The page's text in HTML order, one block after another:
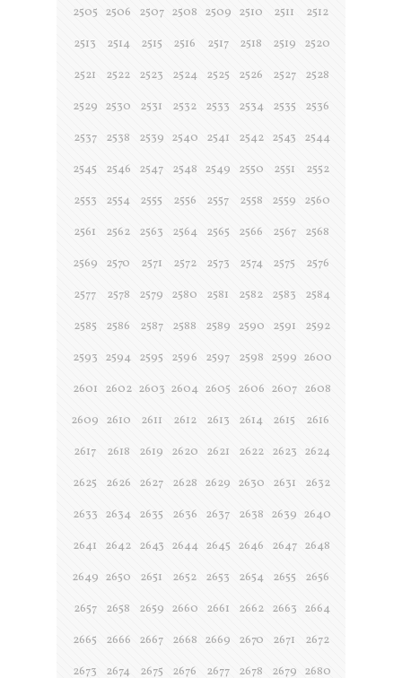
2505 2506 2507 2508 2509 2510 2511
2512
2513
2514 2515 2516 2517 2518 2519
2520
2521
2522 2523 2524 2525 2526 2527
2528
2529 2530 2531 2532 2533 2534 2535
2536
2537
2538 2539 2540 2541 2542 2543
2544
2545
2546 2547 2548 2549 2550 2551
2552
2553
2554 2555 2556 2557 2558 2559
2560
2561
2562 2563 2564 2565 2566 2567
2568
2569
2570 2571 2572 2573 2574 2575
2576
2577
2578 2579 2580 2581 2582 2583
2584
2585
2586 2587 2588 2589 2590 2591
2592
2593 2594 2595 2596 2597 2598 2599 2600
2601 2602 2603 2604 2605 2606 2607 2608
2609 2610 2611 2612 2613 2614 2615
2616
2617
2618 2619 2620 2621 2622 2623 2624
2625
2626 2627 2628 2629 2630 2631
2632
2633 2634 2635 2636 2637 2638 2639 2640
2641
2642 2643 2644 2645 2646 2647 2648
2649 2650 2651 2652 2653 2654 2655
2656
2657
2658 2659 2660 2661 2662 2663 2664
2665
2666 2667 2668 2669 2670 2671
2672
2673
2674 2675 2676 2677 2678 2679 2680